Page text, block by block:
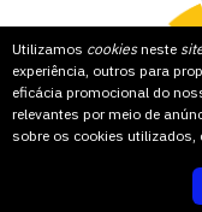
Utilizamos cookiesneste
experiência, outros para
eficácia promocional do
relevantes por meio de
sobre os cookies